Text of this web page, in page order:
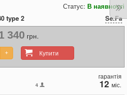
Статус: В наявності
type 2 Se.Fa
340грн.
Купити
+
4
гарантія
12 міс.